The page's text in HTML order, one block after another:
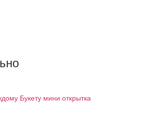
Букету мини открытка